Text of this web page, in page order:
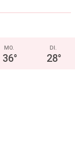
MO.
36°
DI.
28°